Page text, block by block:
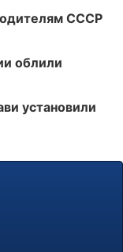
СССР
облили
установили